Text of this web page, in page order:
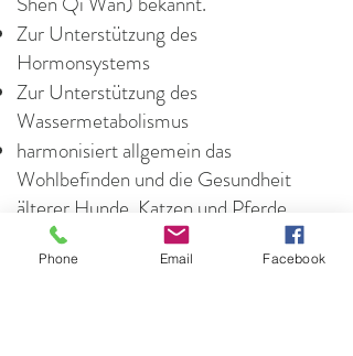
Zur Unterstützung des
Hormonsystems
Zur Unterstützung des
Wassermetabolismus
harmonisiert allgemein das
Wohlbefinden und die Gesundheit
älterer Hunde, Katzen und Pferde
Phone Email Facebook